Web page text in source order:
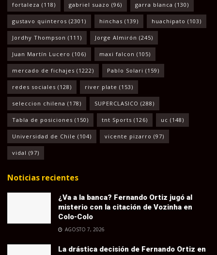
fortaleza (118) gabriel suazo (96) garra blanca (130)
gustavo quinteros (2301) hinchas (139) huachipato (103)
Jordhy Thompson (111) Jorge Almirón (245)
Juan Martín Lucero (106) maxi falcon (105)
mercado de fichajes (1222) Pablo Solari (159)
redes sociales (128) river plate (153)
seleccion chilena (178) SUPERCLASICO (288)
Tabla de posiciones (150) tnt Sports (126) uc (148)
Universidad de Chile (104) vicente pizarro (97)
vidal (97)
Noticias recientes
¿Va a la banca? Fernando Ortiz jugó al
misterio con la citación de Vozinha en
Colo-Colo
AGOSTO 7, 2026
La drástica decisión de Fernando Ortiz en